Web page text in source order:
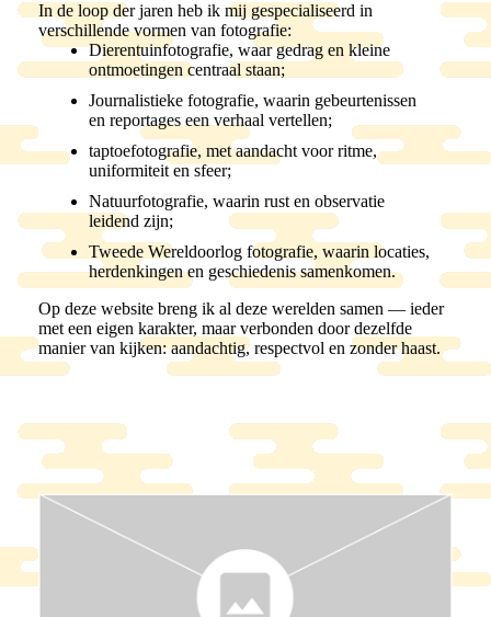
In de loop der jaren heb ik mij gespecialiseerd in
verschillende vormen van fotografie:
Dierentuinfotografie, waar gedrag en kleine
ontmoetingen centraal staan;
Journalistieke fotografie, waarin gebeurtenissen
en reportages een verhaal vertellen;
taptoefotografie, met aandacht voor ritme,
uniformiteit en sfeer;
Natuurfotografie, waarin rust en observatie
leidend zijn;
Tweede Wereldoorlog fotografie, waarin locaties,
herdenkingen en geschiedenis samenkomen.
Op deze website breng ik al deze werelden samen — ieder
met een eigen karakter, maar verbonden door dezelfde
manier van kijken: aandachtig, respectvol en zonder haast.